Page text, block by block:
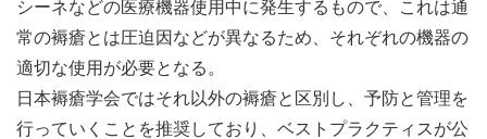
シーネなどの医療機器使用中に発生するもので、これは通
常の褥瘡とは圧迫因などが異なるため、それぞれの機器の
適切な使用が必要となる。
日本褥瘡学会ではそれ以外の褥瘡と区別し、予防と管理を
行っていくことを推奨しており、ベストプラクティスが公